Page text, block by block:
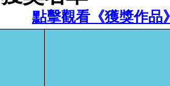
點擊觀看《獲獎作品